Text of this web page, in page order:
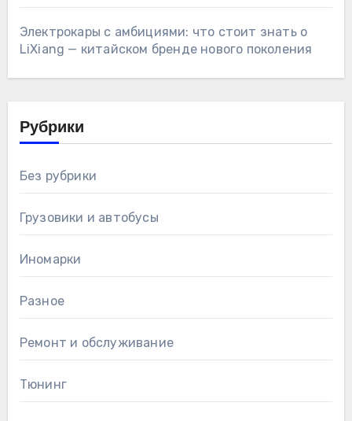
Электрокары с амбициями: что стоит знать о
LiXiang — китайском бренде нового поколения
Рубрики
Без рубрики
Грузовики и автобусы
Иномарки
Разное
Ремонт и обслуживание
Тюнинг